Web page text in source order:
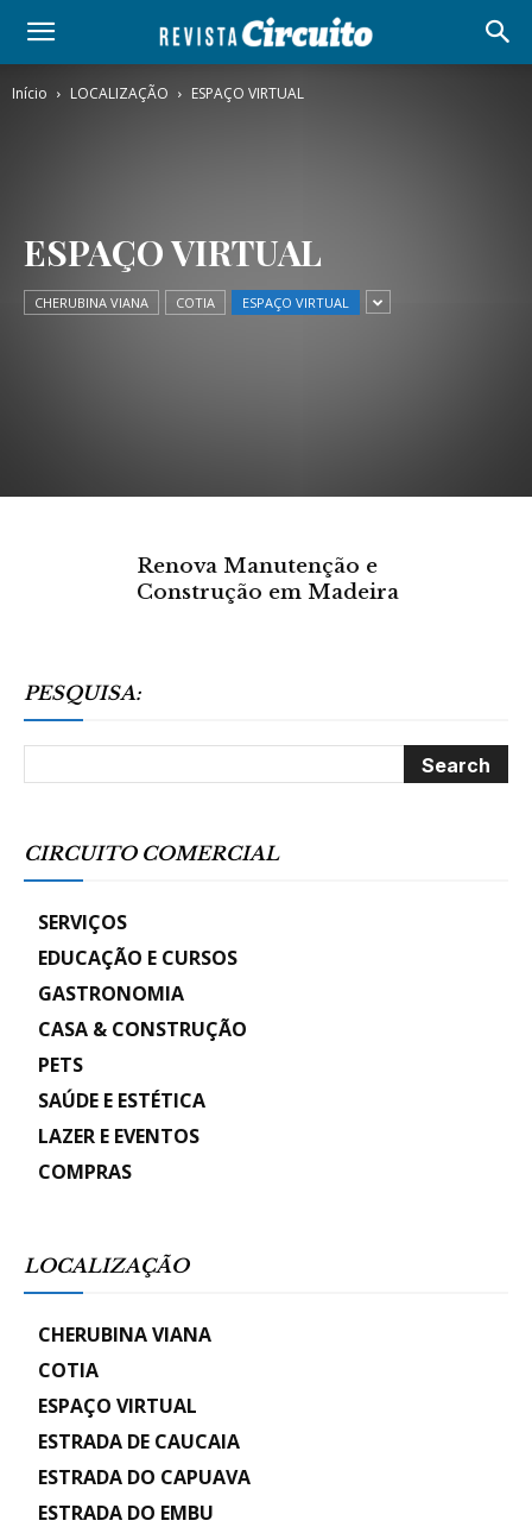
Início LOCALIZAÇÃO ESPAÇO VIRTUAL
ESPAÇO VIRTUAL
CHERUBINA VIANA COTIA ESPAÇO VIRTUAL
Renova Manutenção e
Construção em Madeira
PESQUISA:
CIRCUITO COMERCIAL
SERVIÇOS
EDUCAÇÃO E CURSOS
GASTRONOMIA
CASA & CONSTRUÇÃO
PETS
SAÚDE E ESTÉTICA
LAZER E EVENTOS
COMPRAS
LOCALIZAÇÃO
CHERUBINA VIANA
COTIA
ESPAÇO VIRTUAL
ESTRADA DE CAUCAIA
ESTRADA DO CAPUAVA
ESTRADA DO EMBU